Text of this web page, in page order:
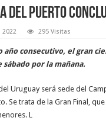
del Puerto
2022 295 Visitas
año consecutivo, el gran
sábado por la mañana.
Uruguay será sede del
Se trata de la Gran Final,
L